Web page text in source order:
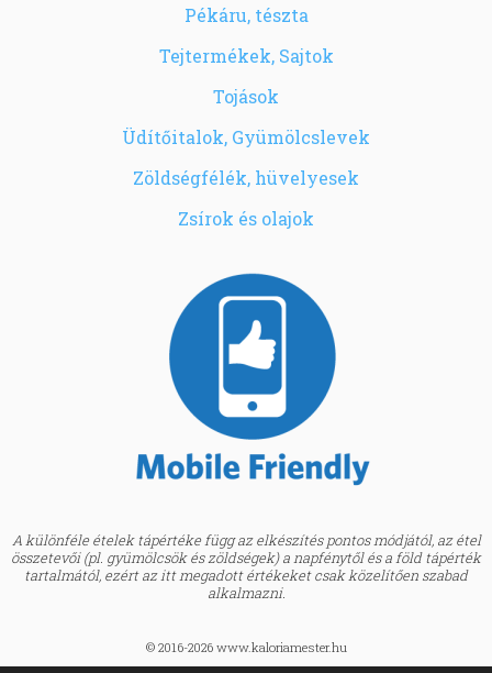
Pékáru, tészta
Tejtermékek, Sajtok
Tojások
Üdítőitalok, Gyümölcslevek
Zöldségfélék, hüvelyesek
Zsírok és olajok
A különféle ételek tápértéke függ az elkészítés pontos módjától, az étel
összetevői (pl. gyümölcsök és zöldségek) a napfénytől és a föld tápérték
tartalmától, ezért az itt megadott értékeket csak közelítően szabad
alkalmazni.
© 2016-2026 www.kaloriamester.hu